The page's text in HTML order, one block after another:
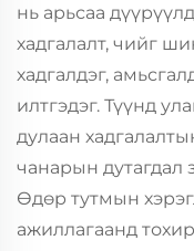
нь арьсаа
хадгалалт, чийг
хадгалдэг,
илтгэдэг. Түүнд
дулаан
чанарын дутагдал
Өдөр тутмын
ажиллагаанд